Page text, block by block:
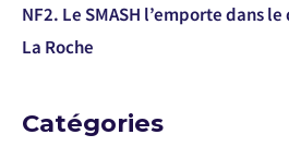
NF2. Le SMASH l’emporte dans
La Roche
Catégories